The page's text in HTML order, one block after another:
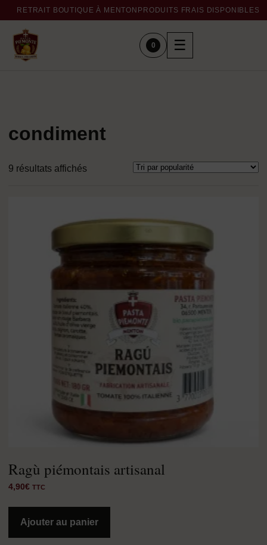
RETRAIT BOUTIQUE À MENTON PRODUITS FRAIS DISPONIBLES
0 ☰
condiment
9 résultats affichésTrié
Ragù piémontais artisanal
4,90€ TTC
Ajouter au panier